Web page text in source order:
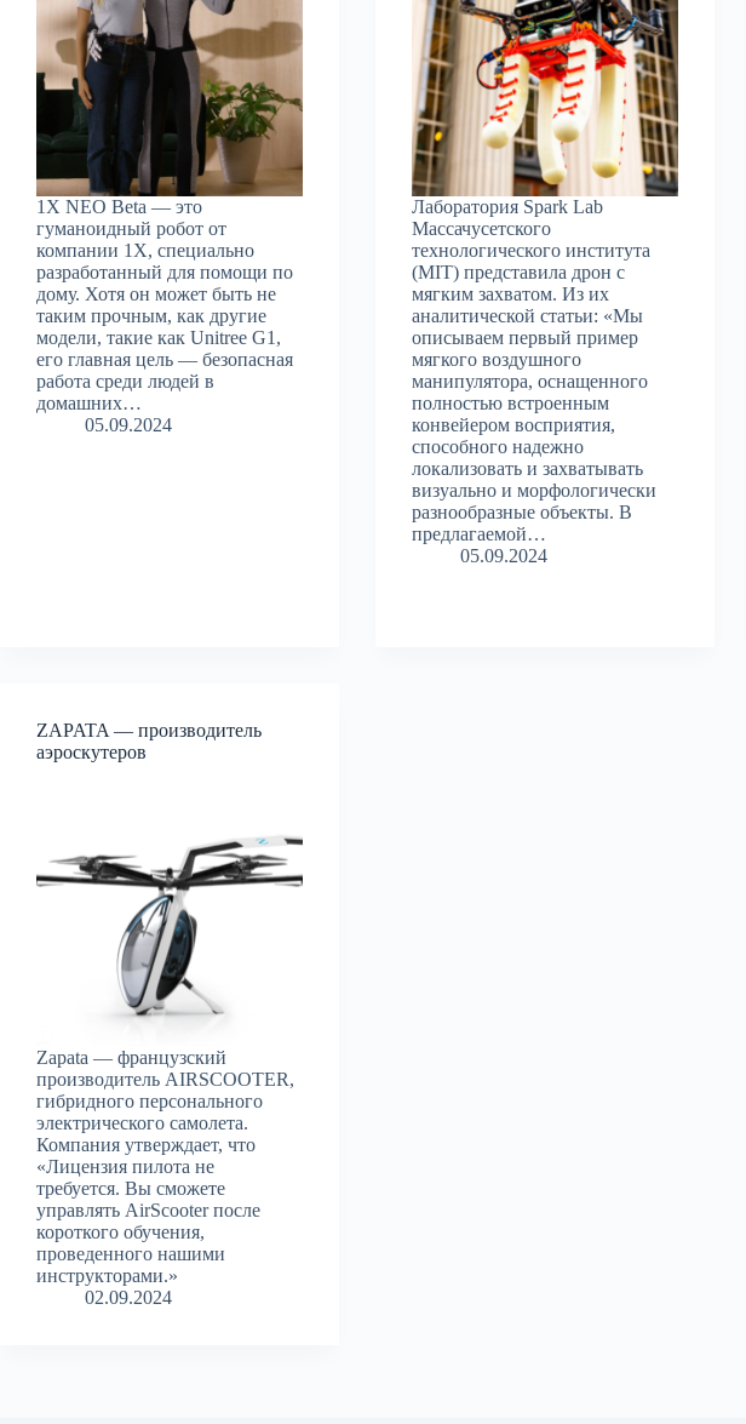
1X NEO Beta — это
гуманоидный робот от
компании 1X, специально
разработанный для помощи по
дому. Хотя он может быть не
таким прочным, как другие
модели, такие как Unitree G1,
его главная цель — безопасная
работа среди людей в
домашних…
05.09.2024
Лаборатория Spark Lab
Массачусетского
технологического института
(MIT) представила дрон с
мягким захватом. Из их
аналитической статьи: «Мы
описываем первый пример
мягкого воздушного
манипулятора, оснащенного
полностью встроенным
конвейером восприятия,
способного надежно
локализовать и захватывать
визуально и морфологически
разнообразные объекты. В
предлагаемой…
05.09.2024
ZAPATA — производитель
аэроскутеров
Zapata — французский
производитель AIRSCOOTER,
гибридного персонального
электрического самолета.
Компания утверждает, что
«Лицензия пилота не
требуется. Вы сможете
управлять AirScooter после
короткого обучения,
проведенного нашими
инструкторами.»
02.09.2024